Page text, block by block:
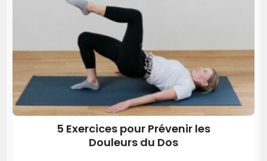
5 Exercices pour Prévenir les
Douleurs du Dos